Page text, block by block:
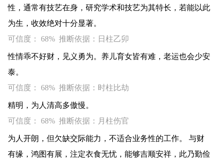
性，通常有技艺在身，研究学术和技艺为其特长，若能以此
为生，收效绝对十分显著。
可信度： 68% 推断依据：日柱乙卯
性情乖不好财，见义勇为。养儿育女皆有难，老运也会少安
泰。
可信度： 68% 推断依据：时柱比劫
精明，为人清高多傲慢。
可信度： 68% 推断依据：月柱伤官
为人开朗，但欠缺交际能力，不适合业务性的工作。 与财
有缘，鸿图有展，注定衣食无忧，能够吉顺安祥，此乃勤俭